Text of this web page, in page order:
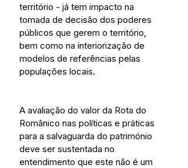
território - já tem impacto na
tomada de decisão dos poderes
públicos que gerem o território,
bem como na interiorização de
modelos de referências pelas
populações locais.
A avaliação do valor da Rota do
Românico nas políticas e práticas
para a salvaguarda do património
deve ser sustentada no
entendimento que este não é um